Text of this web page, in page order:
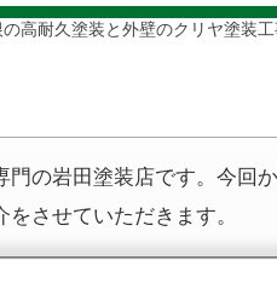
高耐久塗装と外壁のクリヤ塗装
門の岩田塗装店です。今回
させていただきます。